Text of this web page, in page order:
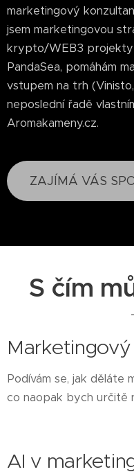
marketingový
jsem marketingovou
krypto/WEB3 projekty
PandaSea, pomáhám
vstupem na trh
neposlední řadě
Aromakameny.cz.
ZAJÍMÁ VÁS
S čím
Podívám se, jak děláte
co naopak bych určitě
AI v